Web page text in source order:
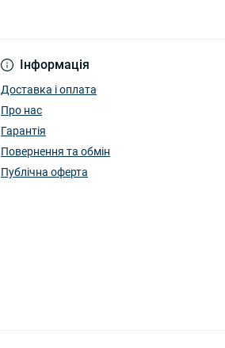
Інформація
Доставка і оплата
Про нас
Гарантія
Повернення та обмін
Публічна оферта